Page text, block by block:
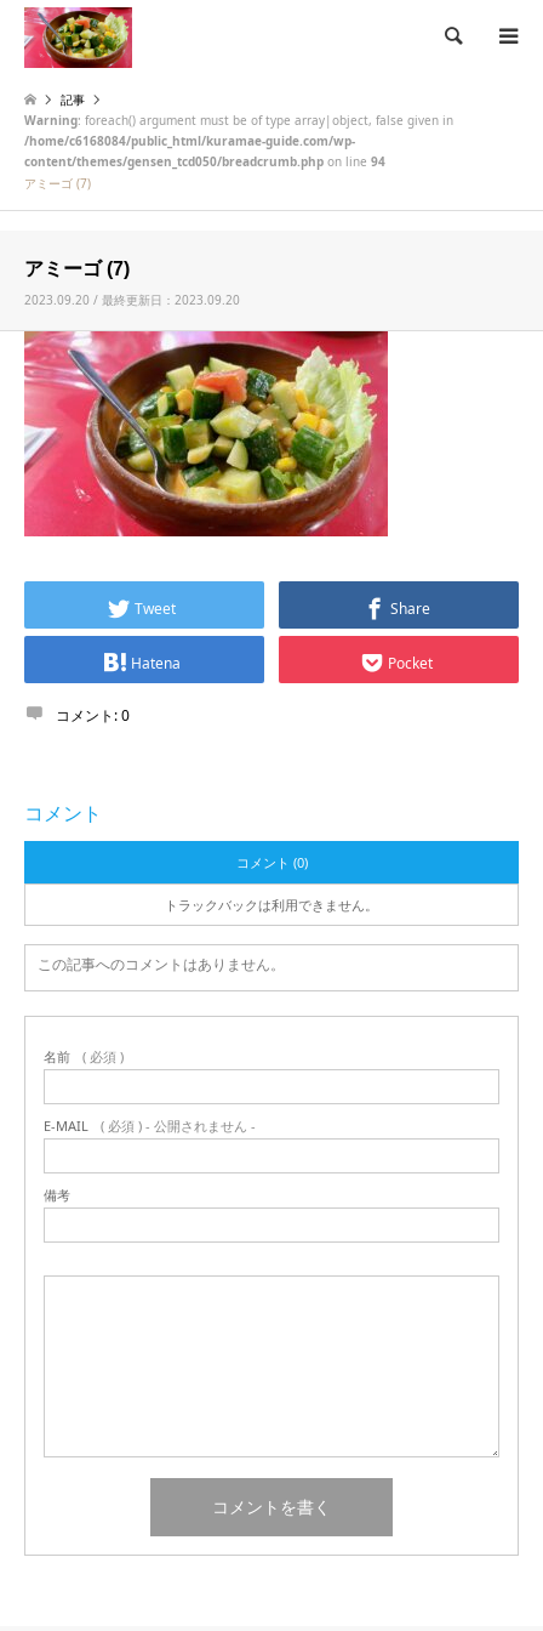
検索
記事
Warning: foreach() argument must be of type array|object, false given in
/home/c6168084/public_html/kuramae-guide.com/wp-
content/themes/gensen_tcd050/breadcrumb.php on line 94
アミーゴ (7)
アミーゴ (7)
2023.09.20 / 最終更新日：2023.09.20
Tweet Share
Hatena Pocket
コメント:0
コメント
コメント (0)
トラックバックは利用できません。
この記事へのコメントはありません。
名前 ( 必須 )
E-MAIL ( 必須 ) - 公開されません -
備考